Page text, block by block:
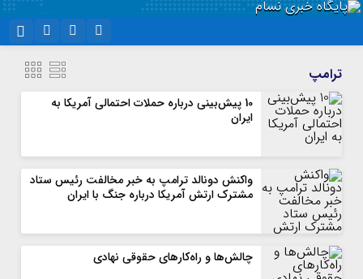
سروش
آپارات
رمز عبور
مرا به خاطر بسپار
ترامپ
10 پیش‌بینی درباره حملات احتمالی آمریکا به
ایران
واکنش دونالد ترامپ به خبر مخالفت رئیس ستاد
مشترک ارتش آمریکا درباره جنگ با ایران
چالش‌ها و راه‌کارهای حقوقی نهادی